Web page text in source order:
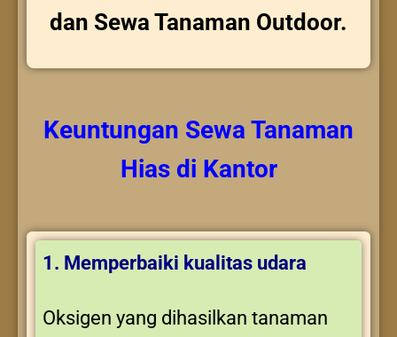
dan Sewa Tanaman Outdoor.
Keuntungan Sewa Tanaman
Hiasdi Kantor
1. Memperbaiki kualitas udara
Oksigen yang dihasilkan tanaman